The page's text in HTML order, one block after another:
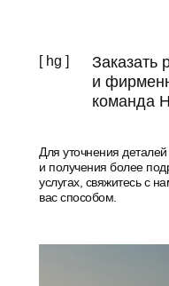
[ hg ]
Заказать
и
команда
Для уточнения деталей
и получения более
услугах, свяжитесь с
вас способом.